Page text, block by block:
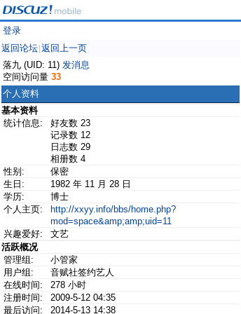
登录
返回论坛 返回上一页
落九 (UID: 11) 发消息
空间访问量 33
个人资料
基本资料
统计信息:
好友数 23
记录数 12
日志数 29
相册数 4
性别:
保密
生日:
1982 年 11 月 28 日
学历:
博士
个人主页:
http://xxyy.info/bbs/home.php?
mod=space&amp;amp;uid=11
兴趣爱好:
文艺
活跃概况
管理组:
小管家
用户组:
音赋社签约艺人
在线时间:
278 小时
注册时间:
2009-5-12 04:35
最后访问:
2014-5-13 14:38